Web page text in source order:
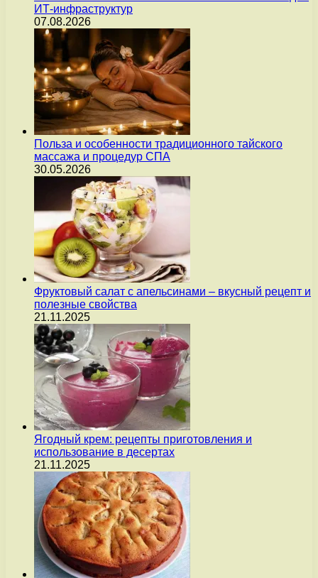
ИТ-инфраструктур
07.08.2026
Польза и особенности традиционного тайского
массажа и процедур СПА
30.05.2026
Фруктовый салат с апельсинами – вкусный рецепт и
полезные свойства
21.11.2025
Ягодный крем: рецепты приготовления и
использование в десертах
21.11.2025